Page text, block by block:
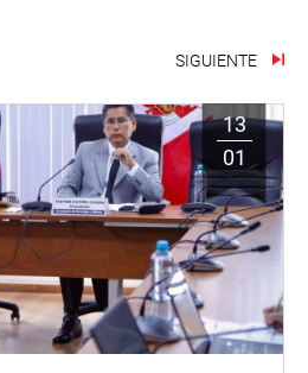
SIGUIENTE
13
01